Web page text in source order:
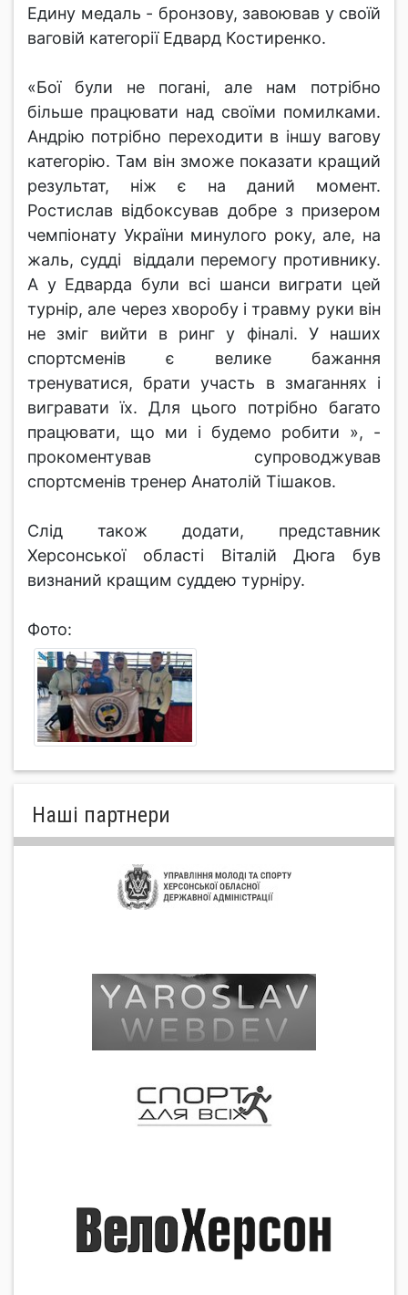
Едину медаль - бронзову, завоював у своїй
ваговій категорії Едвард Костиренко.
«Бої були не погані, але нам потрібно
більше працювати над своїми помилками.
Андрію потрібно переходити в іншу вагову
категорію. Там він зможе показати кращий
результат, ніж є на даний момент.
Ростислав відбоксував добре з призером
чемпіонату України минулого року, але, на
жаль, судді віддали перемогу противнику.
А у Едварда були всі шанси виграти цей
турнір, але через хворобу і травму руки він
не зміг вийти в ринг у фіналі. У наших
спортсменів є велике бажання
тренуватися, брати участь в змаганнях і
вигравати їх. Для цього потрібно багато
працювати, що ми і будемо робити », -
прокоментував супроводжував
спортсменів тренер Анатолій Тішаков.
Слід також додати, представник
Херсонської області Віталій Дюга був
визнаний кращим суддею турніру.
Фото:
Нашi партнери